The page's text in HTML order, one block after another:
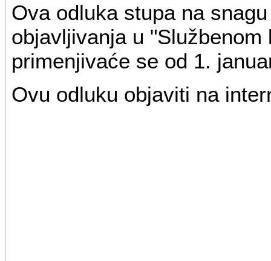
Ova odluka stupa na
objavljivanja u
primenjivaće se od 1.
Ovu odluku objaviti na